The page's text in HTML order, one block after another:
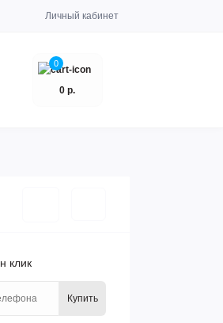
Личный кабинет
0
0 р.
клик
Купить